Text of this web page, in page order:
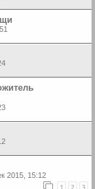
2015, 15:12